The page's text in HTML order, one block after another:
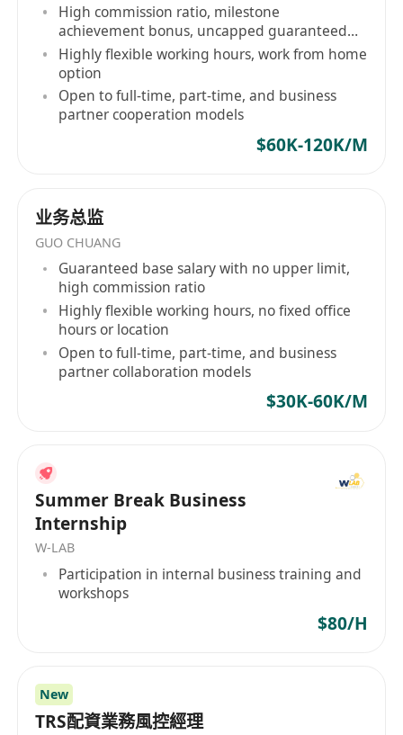
High commission ratio, milestone
achievement bonus, uncapped guaranteed
salary
Highly flexible working hours, work from home
option
Open to full-time, part-time, and business
partner cooperation models
$60K-120K/M
业务总监
GUO CHUANG
Guaranteed base salary with no upper limit,
high commission ratio
Highly flexible working hours, no fixed office
hours or location
Open to full-time, part-time, and business
partner collaboration models
$30K-60K/M
Summer Break Business
Internship
W-LAB
Participation in internal business training and
workshops
$80/H
New
TRS配資業務風控經理